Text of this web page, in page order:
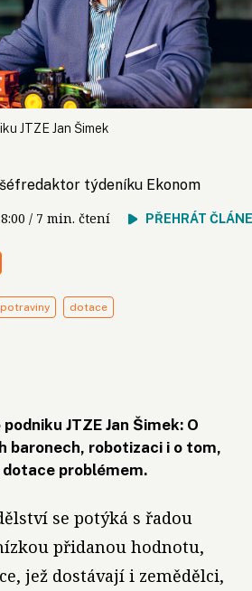
JTZE Jan Šimek
týdeníku Ekonom
/ 7 min. čtení PŘEHRÁT
potraviny dotace
JTZE Jan Šimek: O
baronech, robotizaci i o tom,
problémem.
se potýká s řadou
přidanou hodnotu,
jež dostávají i zemědělci,